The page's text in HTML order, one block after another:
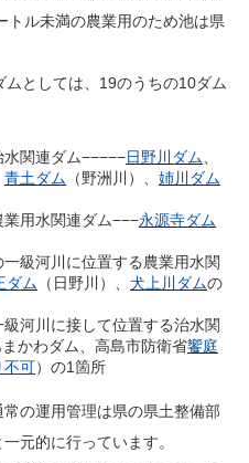
トル未満の農業用のため池は県
としては、19のうちの10ダム
関連ダム−−−−−日野川ダム
青土ダム （野洲川）、 姉川ダム
用水関連ダム−−−永源寺ダム
級河川に位置する農業用水関
ダム （日野川）、 犬上川ダムの
河川に接して位置する治水関
かわダム、高島市防衛省饗庭
不可）の1箇所
の運用管理は県の県土整備部
元的に行っています。